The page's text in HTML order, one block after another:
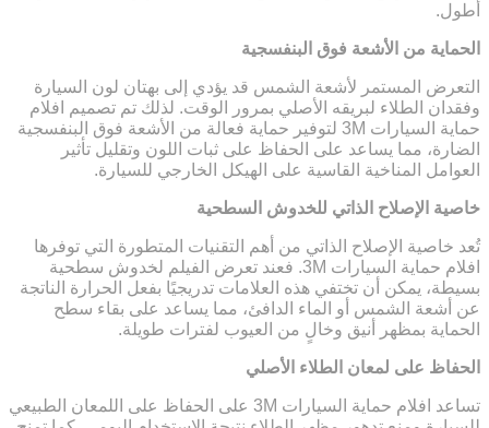
أطول.
الحماية من الأشعة فوق البنفسجية
التعرض المستمر لأشعة الشمس قد يؤدي إلى بهتان لون السيارة
وفقدان الطلاء لبريقه الأصلي بمرور الوقت. لذلك تم تصميم افلام
حماية السيارات 3M لتوفير حماية فعالة من الأشعة فوق البنفسجية
الضارة، مما يساعد على الحفاظ على ثبات اللون وتقليل تأثير
العوامل المناخية القاسية على الهيكل الخارجي للسيارة.
خاصية الإصلاح الذاتي للخدوش السطحية
تُعد خاصية الإصلاح الذاتي من أهم التقنيات المتطورة التي توفرها
افلام حماية السيارات 3M. فعند تعرض الفيلم لخدوش سطحية
بسيطة، يمكن أن تختفي هذه العلامات تدريجيًا بفعل الحرارة الناتجة
عن أشعة الشمس أو الماء الدافئ، مما يساعد على بقاء سطح
الحماية بمظهر أنيق وخالٍ من العيوب لفترات طويلة.
الحفاظ على لمعان الطلاء الأصلي
تساعد افلام حماية السيارات 3M على الحفاظ على اللمعان الطبيعي